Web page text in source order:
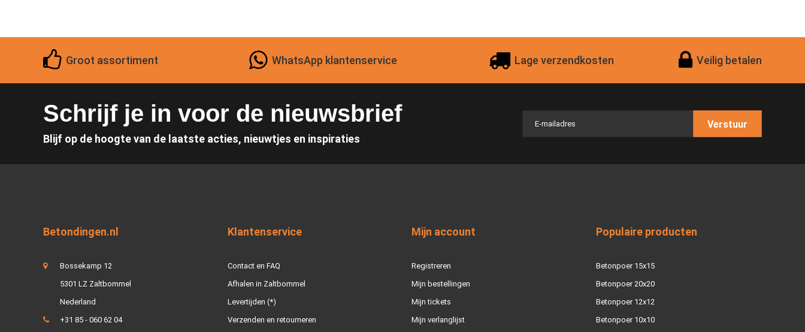
Groot assortiment WhatsApp klantenservice Lage verzendkosten Veilig betalen
Schrijf je in voor de nieuwsbrief
Blijf op de hoogte van de laatste acties, nieuwtjes en inspiraties
Verstuur
Betondingen.nl
Bossekamp 12
5301 LZ Zaltbommel
Nederland
+31 85 - 060 62 04
Klantenservice
Contact en FAQ
Afhalen in Zaltbommel
Levertijden (*)
Verzenden en retourneren
Mijn account
Registreren
Mijn bestellingen
Mijn tickets
Mijn verlanglijst
Populaire producten
Betonpoer 15x15
Betonpoer 20x20
Betonpoer 12x12
Betonpoer 10x10